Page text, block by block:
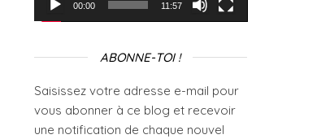
00:00 11:57
ABONNE-TOI !
Saisissez votre adresse e-mail pour
vous abonner à ce blog et recevoir
une notification de chaque nouvel